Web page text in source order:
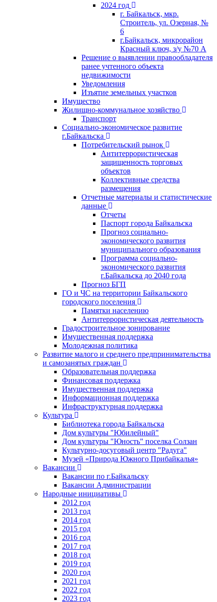
2024 год
г. Байкальск, мкр.
Строитель, ул. Озерная, №
6
г.Байкальск, микрорайон
Красный ключ, з/у №70 А
Решение о выявлении правообладателя
ранее учтенного объекта
недвижимости
Уведомления
Изъятие земельных участков
Имущество
Жилищно-коммунальное хозяйство
Транспорт
Социально-экономическое развитие
г.Байкальска
Потребительский рынок
Антитеррористическая
защищенность торговых
объектов
Коллективные средства
размещения
Отчетные материалы и статистические
данные
Отчеты
Паспорт города Байкальска
Прогноз социально-
экономического развития
муниципального образования
Программа социально-
экономического развития
г.Байкальска до 2040 года
Прогноз БГП
ГО и ЧС на территории Байкальского
городского поселения
Памятки населению
Антитеррористическая деятельность
Градостроительное зонирование
Имущественная поддержка
Молодежная политика
Развитие малого и среднего предпринимательства
и самозанятых граждан
Образовательная поддержка
Финансовая поддержка
Имущественная поддержка
Информационная поддержка
Инфраструктурная поддержка
Культура
Библиотека города Байкальска
Дом культуры "Юбилейный"
Дом культуры "Юность" поселка Солзан
Культурно-досуговый центр "Радуга"
Музей «Природа Южного Прибайкалья»
Вакансии
Вакансии по г.Байкальску
Вакансии Администрации
Народные инициативы
2012 год
2013 год
2014 год
2015 год
2016 год
2017 год
2018 год
2019 год
2020 год
2021 год
2022 год
2023 год